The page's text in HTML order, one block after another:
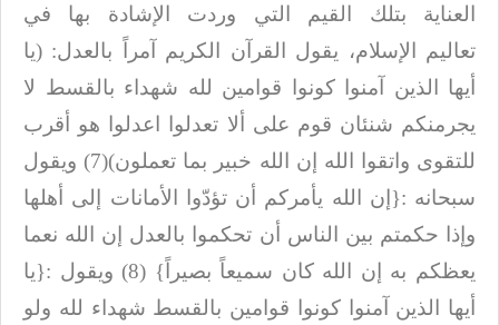
العناية بتلك القيم التي وردت الإشادة بها في
تعاليم
الإسلام، يقول القرآن الكريم آمراً بالعدل: (يا
أيها الذين آمنوا كونوا قوامين لله شهداء بالقسط لا
يجرمنكم شنئان قوم على ألا تعدلوا اعدلوا هو أقرب
للتقوى واتقوا
الله إن الله خبير بما تعملون)(7) ويقول
سبحانه :{إن الله يأمركم أن تؤدّوا الأمانات إلى أهلها
وإذا حكمتم بين الناس أن تحكموا بالعدل إن الله نعما
يعظكم به إن الله كان سميعاً بصيراً} (8) ويقول :{يا
أيها الذين آمنوا كونوا قوامين بالقسط شهداء لله ولو